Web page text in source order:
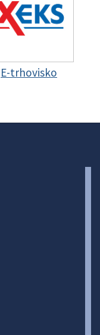
E-trhovisko